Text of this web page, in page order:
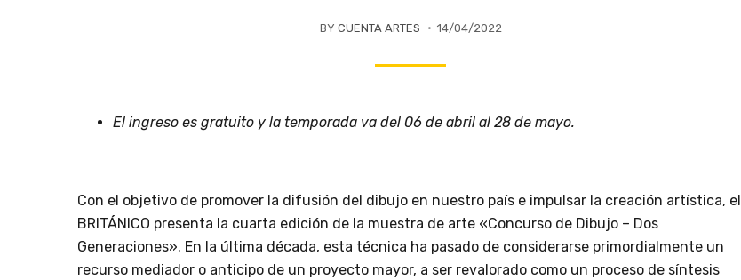
BY CUENTA ARTES 14/04/2022
El ingreso es gratuito y la temporada va del 06 de abril al 28 de mayo.
Con el objetivo de promover la difusión del dibujo en nuestro país e impulsar la creación artística, el
BRITÁNICO presenta la cuarta edición de la muestra de arte «Concurso de Dibujo – Dos
Generaciones». En la última década, esta técnica ha pasado de considerarse primordialmente un
recurso mediador o anticipo de un proyecto mayor, a ser revalorado como un proceso de síntesis